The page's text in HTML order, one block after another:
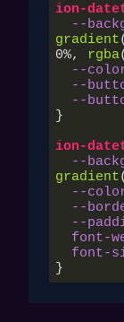
ion-
--
gradient(
0%, rgba(
--
--
--
}
ion-
--
gradient
--
--
--
font-
font-
}